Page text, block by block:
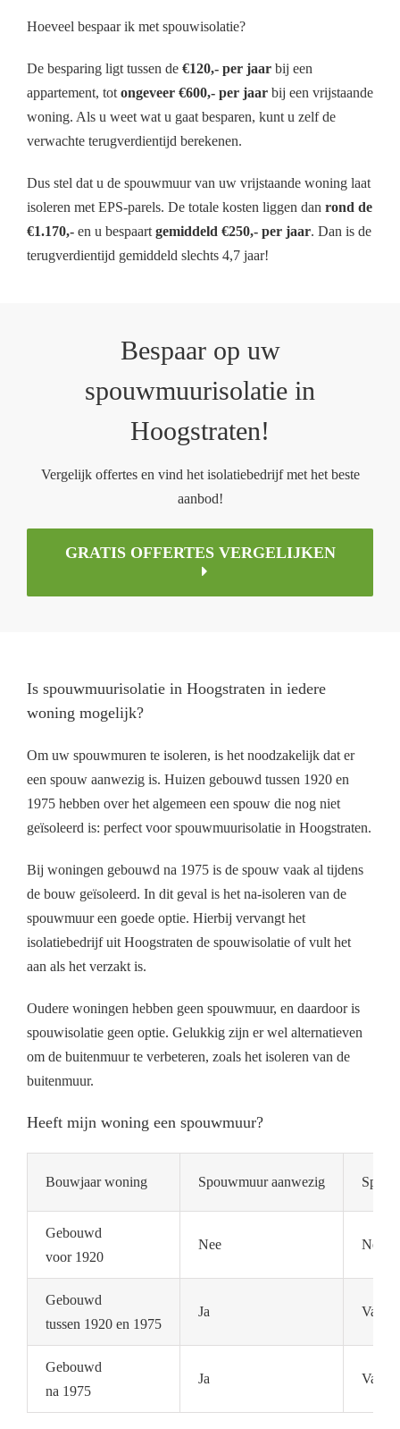
Hoeveel bespaar ik met spouwisolatie?
De besparing ligt tussen de €120,- per jaar bij een
appartement, totongeveer €600,- per jaar bij een vrijstaande
woning. Als u weet wat u gaat besparen, kunt u zelf de
verwachte terugverdientijd berekenen.
Dus stel dat u de spouwmuur van uw vrijstaande woning laat
isoleren met EPS-parels. De totale kosten liggen dan rond de
€1.170,- en u bespaartgemiddeld €250,- per jaar. Dan is de
terugverdientijd gemiddeld slechts 4,7 jaar!
Bespaar op uw
spouwmuurisolatie in
Hoogstraten!
Vergelijk offertes en vind het isolatiebedrijf met het beste
aanbod!
GRATIS OFFERTES VERGELIJKEN
Is spouwmuurisolatie in Hoogstraten in iedere
woning mogelijk?
Om uw spouwmuren te isoleren, is het noodzakelijk dat er
een spouw aanwezig is. Huizen gebouwd tussen 1920 en
1975 hebben over het algemeen een spouw die nog niet
geïsoleerd is: perfect voor spouwmuurisolatie in Hoogstraten.
Bij woningen gebouwd na 1975 is de spouw vaak al tijdens
de bouw geïsoleerd. In dit geval is het na-isoleren van de
spouwmuur een goede optie. Hierbij vervangt het
isolatiebedrijf uit Hoogstraten de spouwisolatie of vult het
aan als het verzakt is.
Oudere woningen hebben geen spouwmuur, en daardoor is
spouwisolatie geen optie. Gelukkig zijn er wel alternatieven
om de buitenmuur te verbeteren, zoals het isoleren van de
buitenmuur.
Heeft mijn woning een spouwmuur?
Bouwjaar woning Spouwmuur aanwezig
Gebouwd
voor 1920
Nee Nee
Gebouwd
tussen 1920 en 1975
Ja Vaak
Gebouwd
na 1975
Ja Vaak